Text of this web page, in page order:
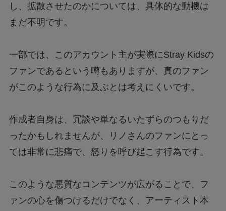
し、拡散させたのかについては、具体的な動機は
まだ不明です。
一部では、このアカウント主が実際にStray Kidsの
ファンであるという噂もありますが、真のファン
がこのような行為に及ぶとは考えにくいです。
作成者自身は、冗談や単なるいたずらのつもりだ
ったかもしれませんが、リノさんのファンにとっ
ては非常に悲痛で、怒りを呼び起こす行為です。
このような悪質なコンテンツが広がることで、フ
ァンの心を傷つけるだけでなく、アーティスト本